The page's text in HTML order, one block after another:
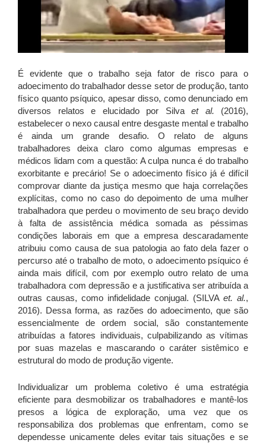
É evidente que o trabalho seja fator de risco para o
adoecimento do trabalhador desse setor de produção, tanto
físico quanto psíquico, apesar disso, como denunciado em
diversos relatos e elucidado por Silva et al. (2016),
estabelecer o nexo causal entre desgaste mental e trabalho
é ainda um grande desafio. O relato de alguns
trabalhadores deixa claro como algumas empresas e
médicos lidam com a questão: A culpa nunca é do trabalho
exorbitante e precário! Se o adoecimento físico já é difícil
comprovar diante da justiça mesmo que haja correlações
explícitas, como no caso do depoimento de uma mulher
trabalhadora que perdeu o movimento de seu braço devido
à falta de assistência médica somada as péssimas
condições laborais em que a empresa descaradamente
atribuiu como causa de sua patologia ao fato dela fazer o
percurso até o trabalho de moto, o adoecimento psíquico é
ainda mais difícil, com por exemplo outro relato de uma
trabalhadora com depressão e a justificativa ser atribuída a
outras causas, como infidelidade conjugal. (SILVA et. al.,
2016). Dessa forma, as razões do adoecimento, que são
essencialmente de ordem social, são constantemente
atribuídas a fatores individuais, culpabilizando as vítimas
por suas mazelas e mascarando o caráter sistêmico e
estrutural do modo de produção vigente.
Individualizar um problema coletivo é uma estratégia
eficiente para desmobilizar os trabalhadores e mantê-los
presos a lógica de exploração, uma vez que os
responsabiliza dos problemas que enfrentam, como se
dependesse unicamente deles evitar tais situações e se